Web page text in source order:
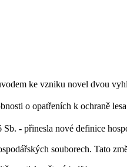
ke vzniku novel dvou
o opatřeních k ochraně
Sb. - přinesla nové definice
souborech. Tato